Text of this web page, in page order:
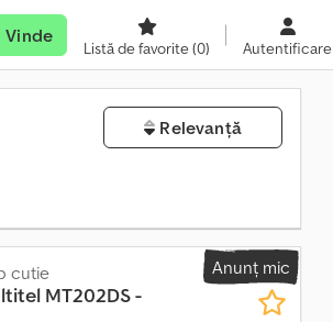
Vinde
Listă de favorite(0) Autentificare
Relevanță
Anunț mic
cutie
MT202DS -